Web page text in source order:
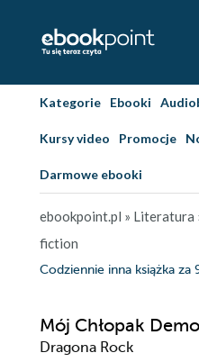
Kategorie Ebooki
Kursy video Promocje
Darmowe ebooki
ebookpoint.pl » Literatura
fiction
Codziennie inna książka za
Mój Chłopak
Dragona Rock